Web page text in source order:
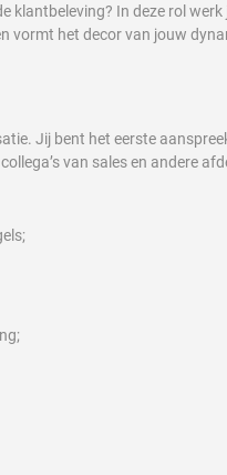
In deze rol
vormt het decor van jouw
Jij bent het eerste
van sales en andere